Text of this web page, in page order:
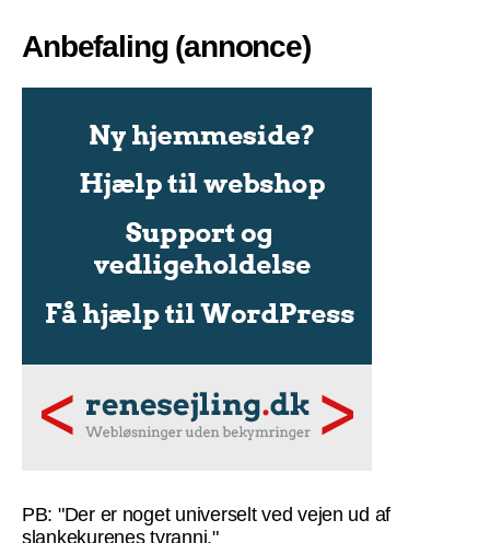
Anbefaling (annonce)
PB: "Der er noget universelt ved vejen ud af
slankekurenes tyranni."